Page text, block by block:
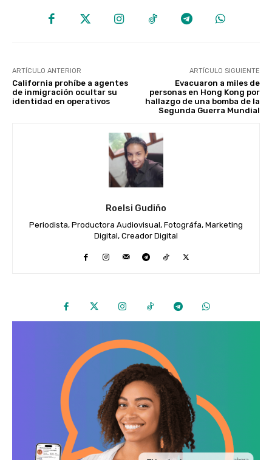
ARTÍCULO ANTERIOR
California prohíbe a agentes
de inmigración ocultar su
identidad en operativos
ARTÍCULO SIGUIENTE
Evacuaron a miles de
personas en Hong Kong por
hallazgo de una bomba de la
Segunda Guerra Mundial
Roelsi Gudiño
Periodista, Productora Audiovisual, Fotográfa, Marketing
Digital, Creador Digital